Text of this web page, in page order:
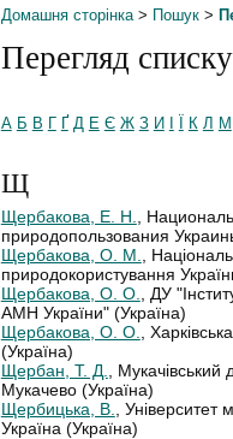
Домашня сторінка> Пошук>
Перегляд
А Б В Д Е Є Ж З И К Л М
Щ
Щербакова, Е. Н.
,
природопользования
Щербакова, О. М.
,
природокористування
Щербакова, О. О.
, ДУ
АМН України" (Україна)
Щербакова, О. О.
,
(Україна)
Щербан, Т. Д.
,
Мукачево (Україна)
Щербицька, В.
, Університет
Україна (Україна)